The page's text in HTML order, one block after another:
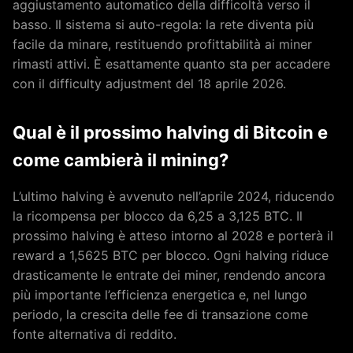
aggiustamento automatico della difficoltà verso il
basso. Il sistema si auto-regola: la rete diventa più
facile da minare, restituendo profittabilità ai miner
rimasti attivi. È esattamente quanto sta per accadere
con il difficulty adjustment del 18 aprile 2026.
Qual è il prossimo halving di Bitcoin e
come cambierà il mining?
L’ultimo halving è avvenuto nell’aprile 2024, riducendo
la ricompensa per blocco da 6,25 a 3,125 BTC. Il
prossimo halving è atteso intorno al 2028 e porterà il
reward a 1,5625 BTC per blocco. Ogni halving riduce
drasticamente le entrate dei miner, rendendo ancora
più importante l’efficienza energetica e, nel lungo
periodo, la crescita delle fee di transazione come
fonte alternativa di reddito.